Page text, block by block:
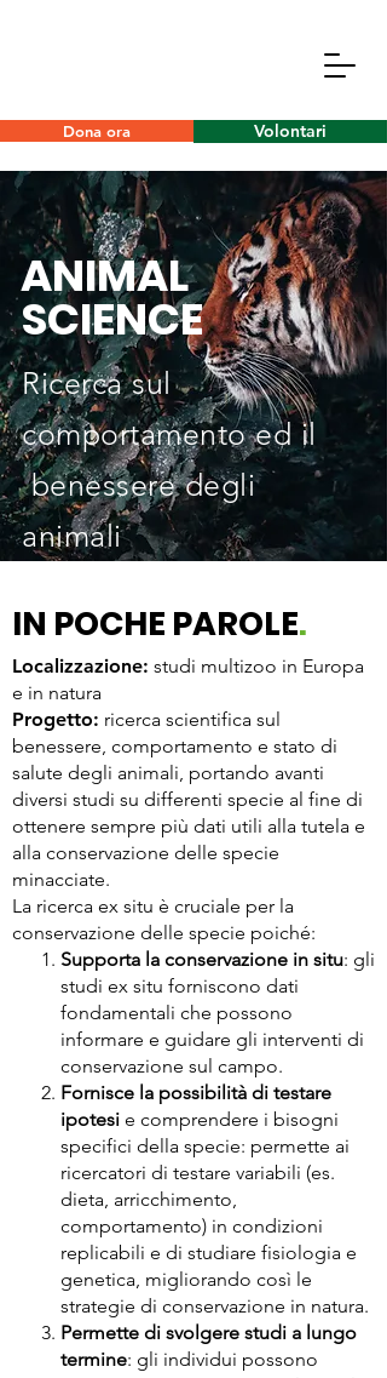
Volontari
Dona ora
ANIMAL
SCIENCE
Ricerca sul
comportamento ed il
benessere degli
animali
IN POCHE PAROLE.
Localizzazione: studi multizoo in Europa
e in natura
Progetto: ricerca scientifica sul
benessere, comportamento e stato di
salute degli animali, portando avanti
diversi studi su differenti specie al fine di
ottenere sempre più dati utili alla tutela e
alla conservazione delle specie
minacciate.
La ricerca ex situ è cruciale per la
conservazione delle specie poiché:
Supporta la conservazione in situ: gli
studi ex situ forniscono dati
fondamentali che possono
informare e guidare gli interventi di
conservazione sul campo.
Fornisce la possibilità di testare
ipotesi e comprendere i bisogni
specifici della specie: permette ai
ricercatori di testare variabili (es.
dieta, arricchimento,
comportamento) in condizioni
replicabili e di studiare fisiologia e
genetica, migliorando così le
strategie di conservazione in natura.
Permette di svolgere studi a lungo
termine: gli individui possono